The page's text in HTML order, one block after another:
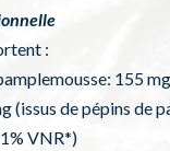
:
155 mg
(issus de pépins de
VNR*)